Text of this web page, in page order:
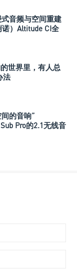
音频与空间重建
诺）Altitude CI全
世界里，有人总
法
的音响”
Pro的2.1无线音